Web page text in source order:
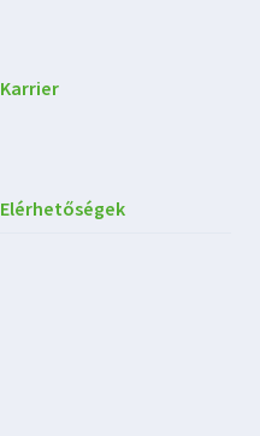
Karrier
Elérhetőségek